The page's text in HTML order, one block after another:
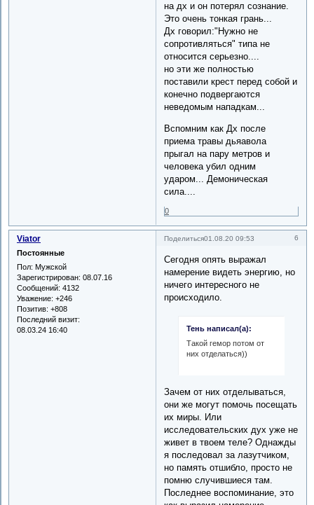
на дх и он потерял сознание.
Это очень тонкая грань...
Дх говорил:"Нужно не
сопротивляться" типа не
относится серьезно....
но эти же полностью
поставили крест перед собой и
конечно подвергаются
неведомым нападкам...
Вспомним как Дх после
приема травы дьяавола
прыгал на пару метров и
человека убил одним
ударом... Демоническая
сила....
0
Поделиться 6
01.08.20 09:53
Viator
Постоянные
Пол: Мужской
Зарегистрирован: 08.07.16
Сообщений: 4132
Уважение: +246
Позитив: +808
Последний визит:
08.03.24 16:40
Сегодня опять выражал
намерение видеть энергию, но
ничего интересного не
происходило.
Тень написал(а):
Такой гемор потом от
них отделаться))
Зачем от них отделываться,
они же могут помочь посещать
их миры. Или
исследовательских дух уже не
живет в твоем теле? Однажды
я последовал за лазутчиком,
но память отшибло, просто не
помню случившиеся там.
Последнее воспоминание, это